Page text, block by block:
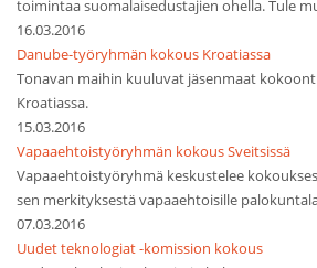
toimintaa suomalaisedustajien ohella. Tule
16.03.2016
Danube-työryhmän kokous Kroatiassa
Tonavan maihin kuuluvat jäsenmaat
Kroatiassa.
15.03.2016
Vapaaehtoistyöryhmän kokous Sveitsissä
Vapaaehtoistyöryhmä keskustelee
sen merkityksestä vapaaehtoisille
07.03.2016
Uudet teknologiat -komission kokous